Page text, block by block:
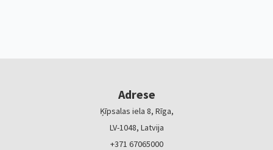
Adrese
Ķīpsalas iela 8, Rīga,
LV-1048, Latvija
+371 67065000